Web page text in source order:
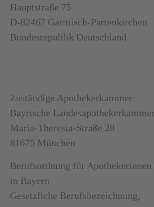
Hauptstraße 75
D-82467 Garmisch-Partenkirchen
Bundesrepublik Deutschland
Zuständige Apothekerkammer:
Bayrische Landesapothekerkammer
Maria-Theresia-Straße 28
81675 München
Berufsordnung für Apothekerinnen
in Bayern
Gesetzliche Berufsbezeichnung,